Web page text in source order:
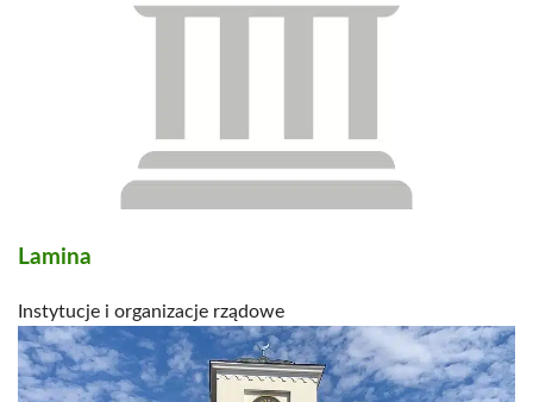
Lamina
Instytucje i organizacje rządowe